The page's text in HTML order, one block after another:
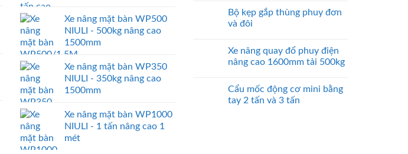
Xe nâng mặt bàn WP500
NIULI - 500kg nâng cao
1500mm
Xe nâng mặt bàn WP350
NIULI - 350kg nâng cao
1500mm
Xe nâng mặt bàn WP1000
NIULI - 1 tấn nâng cao 1
mét
Bộ kẹp gắp thùng phuy đơn
và đôi
Xe nâng quay đổ phuy điện
nâng cao 1600mm tải 500kg
Cẩu mốc động cơ mini bằng
tay 2 tấn và 3 tấn